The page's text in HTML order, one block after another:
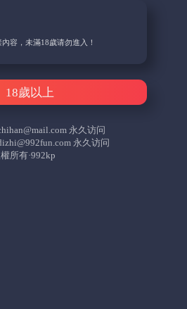
容，未滿18歲请勿進入！
18歲以上
永久访问
永久访问
所有·992kp